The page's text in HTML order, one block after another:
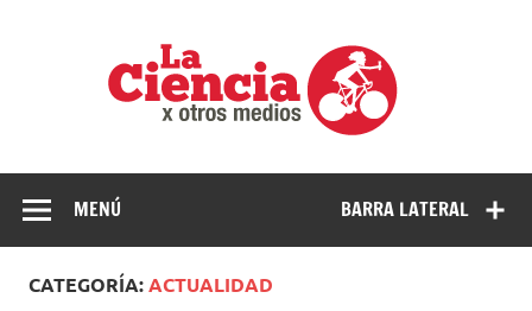
otros
BARRA LATERAL
MENÚ
CATEGORÍA:ACTUALIDAD